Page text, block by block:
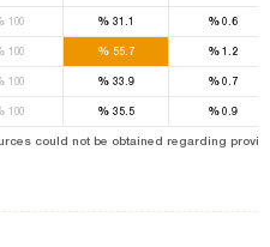
100 % 31.1 %0.6
100 % 55.7 %1.2
100 % 33.9 %0.7
100 % 35.5 %0.9
could not be obtained regarding